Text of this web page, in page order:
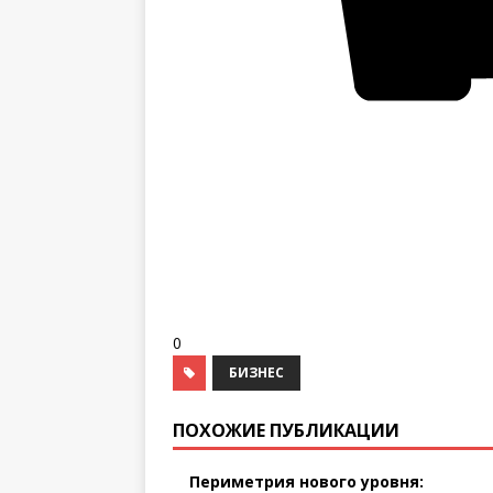
0
БИЗНЕС
ПОХОЖИЕ ПУБЛИКАЦИИ
Периметрия нового уровня: